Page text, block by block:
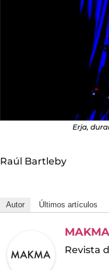
Erja,
Raúl Bartleby
Autor Últimos artículos
MAKMA
Revista